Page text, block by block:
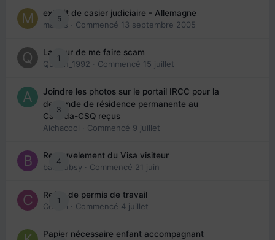
5
extrait de casier judiciaire - Allemagne
maries · Commencé 13 septembre 2005
1
La peur de me faire scam
Queen_1992 · Commencé 15 juillet
3
Joindre les photos sur le portail IRCC pour la
demande de résidence permanente au
Canada-CSQ reçus
Aichacool · Commencé 9 juillet
4
Renouvelement du Visa visiteur
babibubsy · Commencé 21 juin
1
Refus de permis de travail
Cedbri · Commencé 4 juillet
Papier nécessaire enfant accompagnant